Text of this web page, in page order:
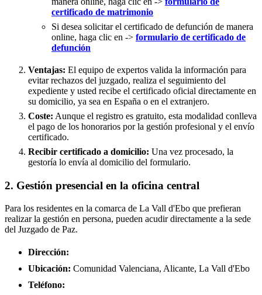
certificado de matrimonio
Si desea solicitar el certificado de defunción de manera
online, haga clic en -> formulario de certificado de
defunción
Ventajas: El equipo de expertos valida la información para
evitar rechazos del juzgado, realiza el seguimiento del
expediente y usted recibe el certificado oficial directamente en
su domicilio, ya sea en España o en el extranjero.
Coste: Aunque el registro es gratuito, esta modalidad conlleva
el pago de los honorarios por la gestión profesional y el envío
certificado.
Recibir certificado a domicilio: Una vez procesado, la
gestoría lo envía al domicilio del formulario.
2. Gestión presencial en la oficina central
Para los residentes en la comarca de La Vall d'Ebo que prefieran
realizar la gestión en persona, pueden acudir directamente a la sede
del Juzgado de Paz.
Dirección:
Ubicación: Comunidad Valenciana, Alicante, La Vall d'Ebo
Teléfono: